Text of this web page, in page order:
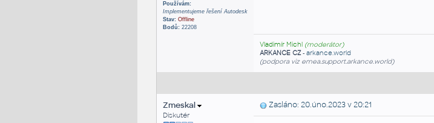
Používám:
Implementujeme řešení Autodesk
Stav: Offline
Bodů:22208
Vladimír Michl (moderátor)
ARKANCE CZ- arkance.world
(podpora viz emea.support.arkance.world)
Zmeskal
Diskutér
Zasláno: 20.úno.2023 v 20:21